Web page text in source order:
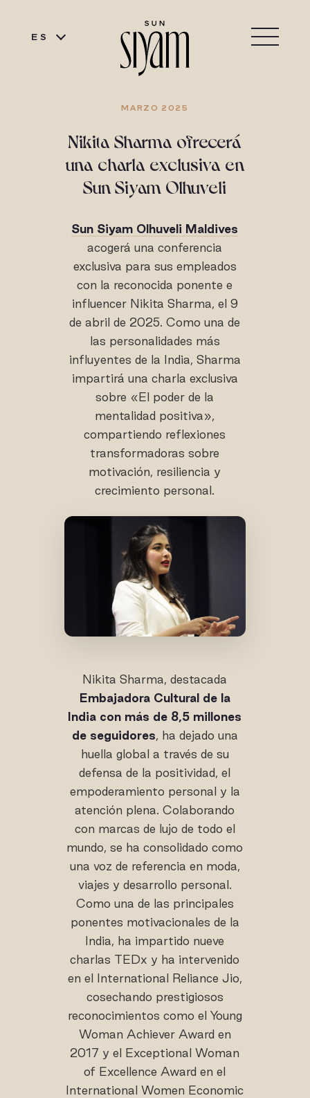
ES
MARZO 2025
Nikita Sharma ofrecerá
una charla exclusiva en
Sun Siyam Olhuveli
Sun Siyam Olhuveli Maldives
acogerá una conferencia
exclusiva para sus empleados
con la reconocida ponente e
influencer Nikita Sharma, el 9
de abril de 2025. Como una de
las personalidades más
influyentes de la India, Sharma
impartirá una charla exclusiva
sobre «El poder de la
mentalidad positiva»,
compartiendo reflexiones
transformadoras sobre
motivación, resiliencia y
crecimiento personal.
Nikita Sharma, destacada
Embajadora Cultural de la
India con más de 8,5 millones
de seguidores, ha dejado una
huella global a través de su
defensa de la positividad, el
empoderamiento personal y la
atención plena. Colaborando
con marcas de lujo de todo el
mundo, se ha consolidado como
una voz de referencia en moda,
viajes y desarrollo personal.
Como una de las principales
ponentes motivacionales de la
India, ha impartido nueve
charlas TEDx y ha intervenido
en el International Reliance Jio,
cosechando prestigiosos
reconocimientos como el Young
Woman Achiever Award en
2017 y el Exceptional Woman
of Excellence Award en el
International Women Economic